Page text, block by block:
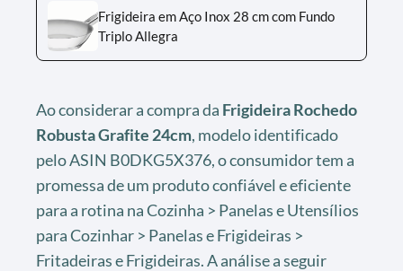
Frigideira em Aço Inox 28 cm com Fundo
Triplo Allegra
Ao considerar a compra da Frigideira Rochedo
Robusta Grafite 24cm, modelo identificado
pelo ASIN B0DKG5X376, o consumidor tem a
promessa de um produto confiável e eficiente
para a rotina na Cozinha > Panelas e Utensílios
para Cozinhar > Panelas e Frigideiras >
Fritadeiras e Frigideiras. A análise a seguir